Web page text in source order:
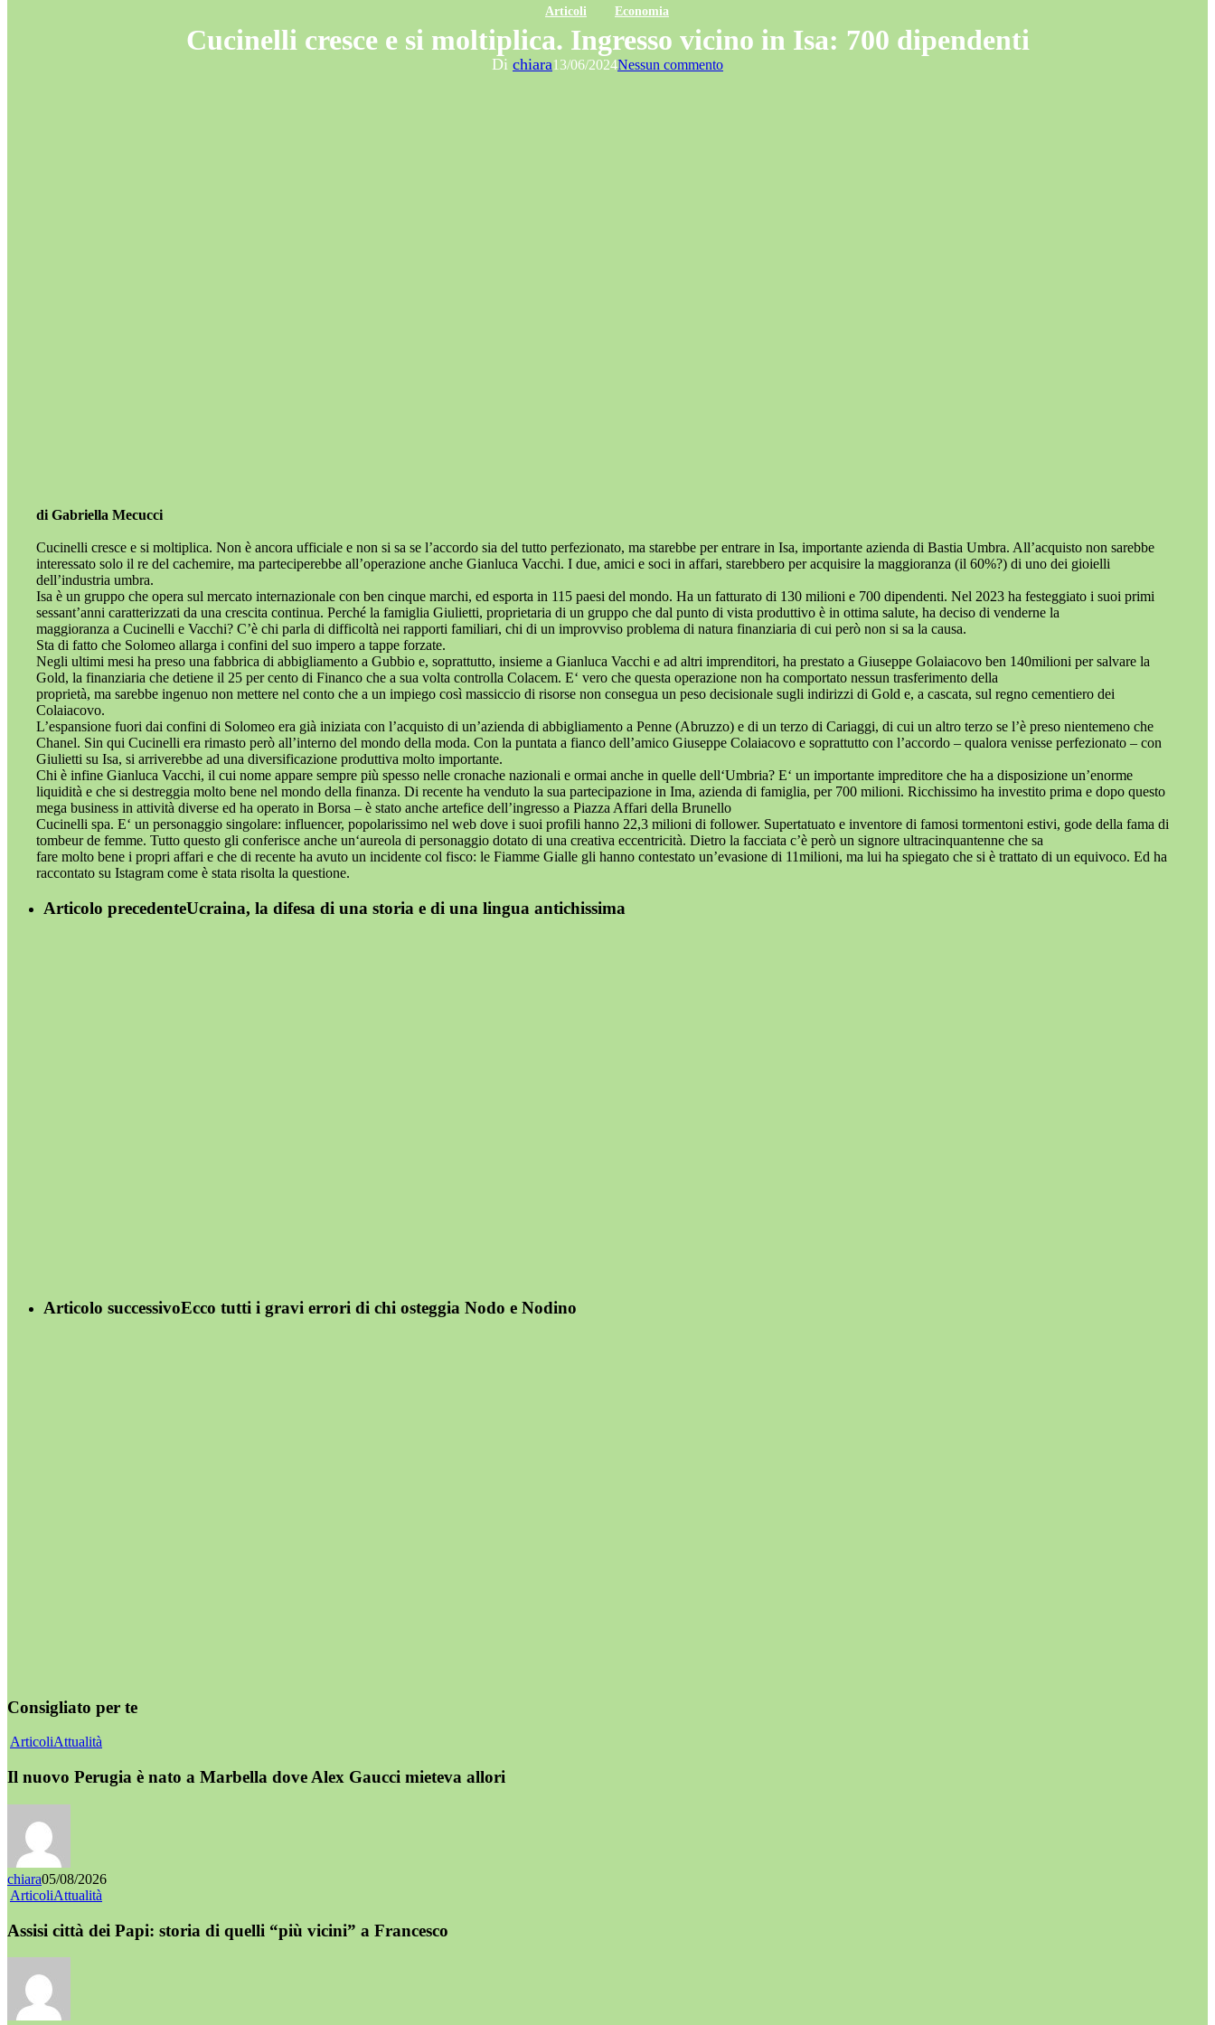
Articoli Economia
Cucinelli cresce e si moltiplica. Ingresso vicino in Isa: 700 dipendenti
Di chiara13/06/2024Nessun commento
di Gabriella Mecucci
Cucinelli cresce e si moltiplica. Non è ancora ufficiale e non si sa se l’accordo sia del tutto perfezionato, ma starebbe per entrare in Isa, importante azienda di Bastia Umbra. All’acquisto non sarebbe
interessato solo il re del cachemire, ma parteciperebbe all’operazione anche Gianluca Vacchi. I due, amici e soci in affari, starebbero per acquisire la maggioranza (il 60%?) di uno dei gioielli
dell’industria umbra.
Isa è un gruppo che opera sul mercato internazionale con ben cinque marchi, ed esporta in 115 paesi del mondo. Ha un fatturato di 130 milioni e 700 dipendenti. Nel 2023 ha festeggiato i suoi primi
sessant’anni caratterizzati da una crescita continua. Perché la famiglia Giulietti, proprietaria di un gruppo che dal punto di vista produttivo è in ottima salute, ha deciso di venderne la
maggioranza a Cucinelli e Vacchi? C’è chi parla di difficoltà nei rapporti familiari, chi di un improvviso problema di natura finanziaria di cui però non si sa la causa.
Sta di fatto che Solomeo allarga i confini del suo impero a tappe forzate.
Negli ultimi mesi ha preso una fabbrica di abbigliamento a Gubbio e, soprattutto, insieme a Gianluca Vacchi e ad altri imprenditori, ha prestato a Giuseppe Golaiacovo ben 140milioni per salvare la
Gold, la finanziaria che detiene il 25 per cento di Financo che a sua volta controlla Colacem. E‘ vero che questa operazione non ha comportato nessun trasferimento della
proprietà, ma sarebbe ingenuo non mettere nel conto che a un impiego così massiccio di risorse non consegua un peso decisionale sugli indirizzi di Gold e, a cascata, sul regno cementiero dei
Colaiacovo.
L’espansione fuori dai confini di Solomeo era già iniziata con l’acquisto di un’azienda di abbigliamento a Penne (Abruzzo) e di un terzo di Cariaggi, di cui un altro terzo se l’è preso nientemeno che
Chanel. Sin qui Cucinelli era rimasto però all’interno del mondo della moda. Con la puntata a fianco dell’amico Giuseppe Colaiacovo e soprattutto con l’accordo – qualora venisse perfezionato – con
Giulietti su Isa, si arriverebbe ad una diversificazione produttiva molto importante.
Chi è infine Gianluca Vacchi, il cui nome appare sempre più spesso nelle cronache nazionali e ormai anche in quelle dell‘Umbria? E‘ un importante impreditore che ha a disposizione un’enorme
liquidità e che si destreggia molto bene nel mondo della finanza. Di recente ha venduto la sua partecipazione in Ima, azienda di famiglia, per 700 milioni. Ricchissimo ha investito prima e dopo questo
mega business in attività diverse ed ha operato in Borsa – è stato anche artefice dell’ingresso a Piazza Affari della Brunello
Cucinelli spa. E‘ un personaggio singolare: influencer, popolarissimo nel web dove i suoi profili hanno 22,3 milioni di follower. Supertatuato e inventore di famosi tormentoni estivi, gode della fama di
tombeur de femme. Tutto questo gli conferisce anche un‘aureola di personaggio dotato di una creativa eccentricità. Dietro la facciata c’è però un signore ultracinquantenne che sa
fare molto bene i propri affari e che di recente ha avuto un incidente col fisco: le Fiamme Gialle gli hanno contestato un’evasione di 11milioni, ma lui ha spiegato che si è trattato di un equivoco. Ed ha
raccontato su Istagram come è stata risolta la questione.
Articolo precedenteUcraina, la difesa di una storia e di una lingua antichissima
Articolo successivoEcco tutti i gravi errori di chi osteggia Nodo e Nodino
Consigliato per te
ArticoliAttualità
Il nuovo Perugia è nato a Marbella dove Alex Gaucci mieteva allori
chiara05/08/2026
ArticoliAttualità
Assisi città dei Papi: storia di quelli “più vicini” a Francesco